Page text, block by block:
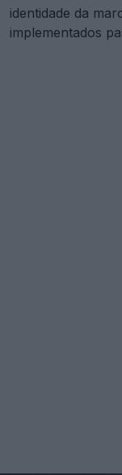
identidade da
implementados